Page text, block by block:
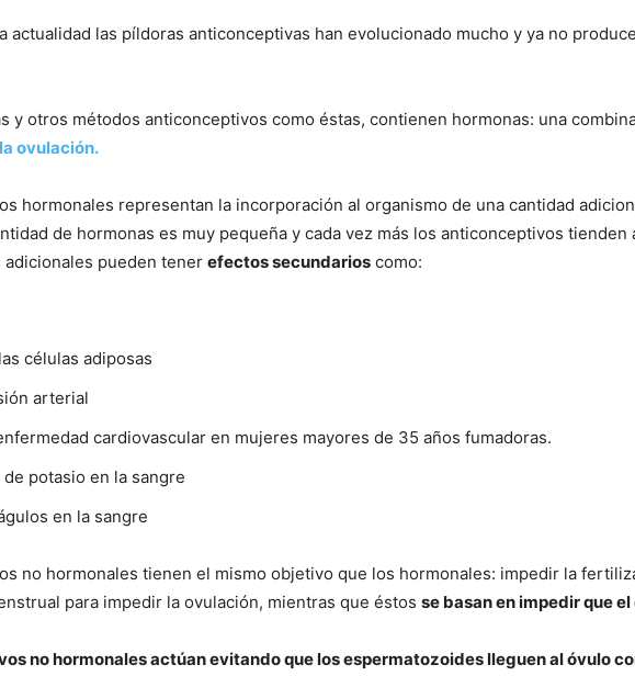
actualidad las píldoras anticonceptivas han evolucionado mucho y ya no
y otros métodos anticonceptivos como éstas, contienen hormonas: una
ovulación.
hormonales representan la incorporación al organismo de una cantidad
de hormonas es muy pequeña y cada vez más los anticonceptivos
pueden tener efectos secundarios como:
células adiposas
arterial
cardiovascular en mujeres mayores de 35 años fumadoras.
potasio en la sangre
en la sangre
no hormonales tienen el mismo objetivo que los hormonales: impedir la
para impedir la ovulación, mientras que éstos se basan en impedir que
no hormonales actúan evitando que los espermatozoides lleguen al óvulo